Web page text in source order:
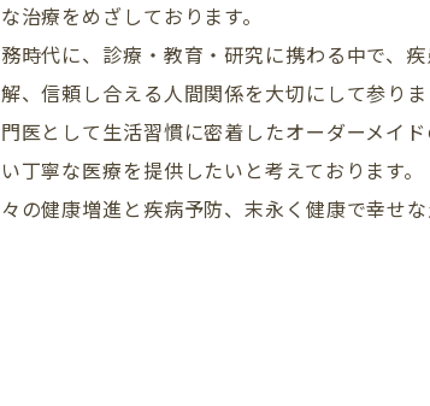
治療をめざしております。
時代に、診療・教育・研究に携わる中で、
、信頼し合える人間関係を大切にして参りま
医として生活習慣に密着したオーダーメイ
丁寧な医療を提供したいと考えております。
の健康増進と疾病予防、末永く健康で幸せ